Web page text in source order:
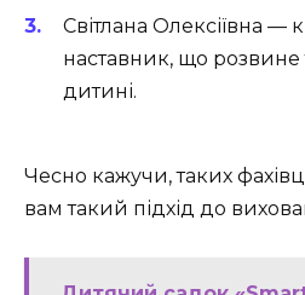
Світлана Олексіївна —
наставник, що розвине
дитині.
Чесно кажучи, таких
вам такий підхід до